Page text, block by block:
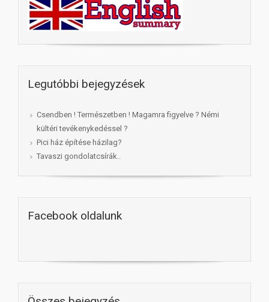
Legutóbbi bejegyzések
Csendben ! Természetben ! Magamra figyelve ? Némi
kültéri tevékenykedéssel ?
Pici ház építése házilag?
Tavaszi gondolatcsírák..
Facebook oldalunk